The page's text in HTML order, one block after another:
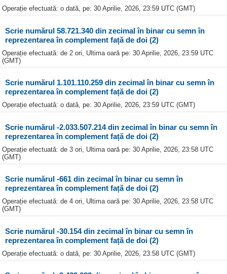
Operație efectuată: o dată, pe: 30 Aprilie, 2026, 23:59 UTC (GMT)
Scrie numărul 58.721.340 din zecimal în binar cu semn în
reprezentarea în complement față de doi (2)
Operație efectuată: de 2 ori, Ultima oară pe: 30 Aprilie, 2026, 23:59 UTC
(GMT)
Scrie numărul 1.101.110.259 din zecimal în binar cu semn în
reprezentarea în complement față de doi (2)
Operație efectuată: o dată, pe: 30 Aprilie, 2026, 23:59 UTC (GMT)
Scrie numărul -2.033.507.214 din zecimal în binar cu semn în
reprezentarea în complement față de doi (2)
Operație efectuată: de 3 ori, Ultima oară pe: 30 Aprilie, 2026, 23:58 UTC
(GMT)
Scrie numărul -661 din zecimal în binar cu semn în
reprezentarea în complement față de doi (2)
Operație efectuată: de 4 ori, Ultima oară pe: 30 Aprilie, 2026, 23:58 UTC
(GMT)
Scrie numărul -30.154 din zecimal în binar cu semn în
reprezentarea în complement față de doi (2)
Operație efectuată: o dată, pe: 30 Aprilie, 2026, 23:58 UTC (GMT)